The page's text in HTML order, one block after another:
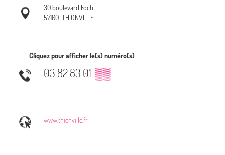
30 boulevard Foch
57100 THIONVILLE
Cliquez pour afficher le(s) numéro(s)
03 82 83 01 ▒▒
www.thionville.fr